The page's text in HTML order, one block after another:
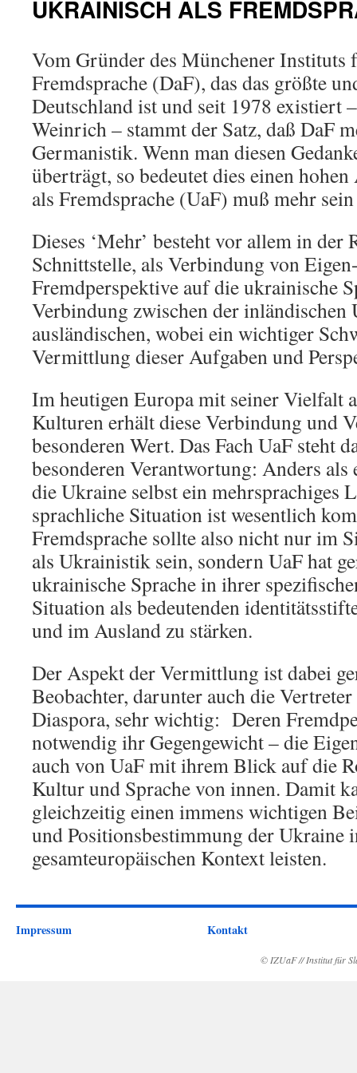
UKRAINISCH ALS
Vom Gründer des Münchener Instituts
Fremdsprache (DaF), das das größte
Deutschland ist und seit 1978 existiert
Weinrich – stammt der Satz, daß DaF
Germanistik. Wenn man diesen
überträgt, so bedeutet dies einen
als Fremdsprache (UaF) muß mehr
Dieses ‘Mehr’ besteht vor allem in der
Schnittstelle, als Verbindung von
Fremdperspektive auf die ukrainische
Verbindung zwischen der
ausländischen, wobei ein wichtiger
Vermittlung dieser Aufgaben und
Im heutigen Europa mit seiner Vielfalt
Kulturen erhält diese Verbindung und
besonderen Wert. Das Fach UaF steht
besonderen Verantwortung: Anders als
die Ukraine selbst ein mehrsprachiges
sprachliche Situation ist wesentlich
Fremdsprache sollte also nicht nur im
als Ukrainistik sein, sondern UaF hat
ukrainische Sprache in ihrer
Situation als bedeutenden
und im Ausland zu stärken.
Der Aspekt der Vermittlung ist dabei
Beobachter, darunter auch die
Diaspora, sehr wichtig: Deren
notwendig ihr Gegengewicht – die
auch von UaF mit ihrem Blick auf die
Kultur und Sprache von innen. Damit
gleichzeitig einen immens wichtigen
und Positionsbestimmung der Ukraine
gesamteuropäischen Kontext leisten.
Impressum Kontakt
© IZUaF // Institut für